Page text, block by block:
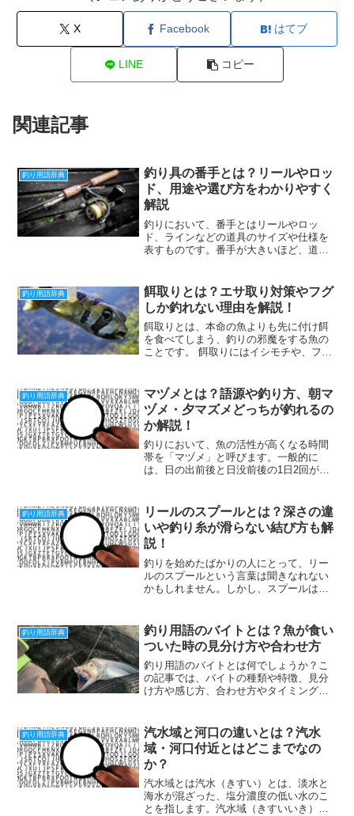
X Facebook はてブ
LINE コピー
関連記事
釣り用語辞典
釣り具の番手とは？リールやロッ
ド、用途や選び方をわかりやすく
解説
釣りにおいて、番手とはリールやロッ
ド、ラインなどの道具のサイズや仕様を
表すものです。番手が大きいほど、道具
さが高まります。リールの番手スピニン
グリールには、1000番か...
釣り用語辞典
餌取りとは？エサ取り対策やフグ
しか釣れない理由を解説！
餌取りとは、本命の魚よりも先に付け餌
を食べてしまう、釣りの邪魔をする魚の
ことです。 餌取りにはイシモチや、フグ
イ釣りやグレ釣りなど、さしエサを使う
釣りで厄介な存在です。...
釣り用語辞典
マヅメとは？語源や釣り方、朝マ
ヅメ・夕マズメどっちが釣れるの
か解説！
釣りにおいて、魚の活性が高くなる時間
帯を「マヅメ」と呼びます。一般的に
は、日の出前後と日没前後の1日2回がマ
め、釣り人にとっては無視できません。
「マヅメ」という言葉の語源...
釣り用語辞典
リールのスプールとは？深さの違
いや釣り糸が滑らない結び方も解
説！
釣りを始めたばかりの人にとって、リー
ルのスプールという言葉は聞きなれない
かもしれません。しかし、スプールは釣
役割と選び方を釣り初心者にわかりやす
く解説します。スプールと...
釣り用語辞典
釣り用語のバイトとは？魚が食い
ついた時の見分け方や合わせ方
釣り用語のバイトとは何でしょうか？こ
の記事では、バイトの種類や特徴、見分
け方や感じ方、合わせ方やタイミングな
して、釣果をアップさせましょう！バイ
トとは何か？釣り用語のバ...
釣り用語辞典
汽水域と河口の違いとは？汽水
域・河口付近とはどこまでなの
か？
汽水域とは汽水（きすい）とは、淡水と
海水が混ざった、塩分濃度の低い水のこ
とを指します。汽水域（きすいいき）